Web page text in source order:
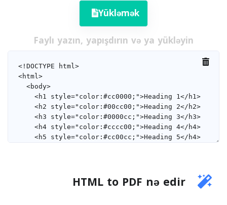
Yükləmək
Faylı yazın, yapışdırın və ya yükləyin
HTML to PDF nə edir